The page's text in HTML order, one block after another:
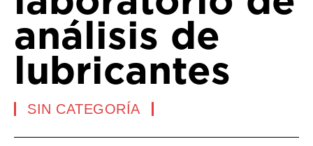
análisis de
lubricantes
SIN CATEGORÍA